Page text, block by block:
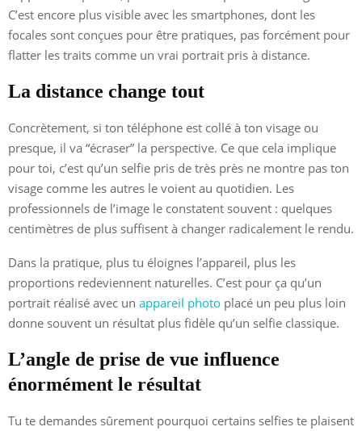
C’est encore plus visible avec les smartphones, dont les
focales sont conçues pour être pratiques, pas forcément pour
flatter les traits comme un vrai portrait pris à distance.
La distance change tout
Concrètement, si ton téléphone est collé à ton visage ou
presque, il va “écraser” la perspective. Ce que cela implique
pour toi, c’est qu’un selfie pris de très près ne montre pas ton
visage comme les autres le voient au quotidien. Les
professionnels de l’image le constatent souvent : quelques
centimètres de plus suffisent à changer radicalement le rendu.
Dans la pratique, plus tu éloignes l’appareil, plus les
proportions redeviennent naturelles. C’est pour ça qu’un
portrait réalisé avec un appareil photo placé un peu plus loin
donne souvent un résultat plus fidèle qu’un selfie classique.
L’angle de prise de vue influence
énormément le résultat
Tu te demandes sûrement pourquoi certains selfies te plaisent